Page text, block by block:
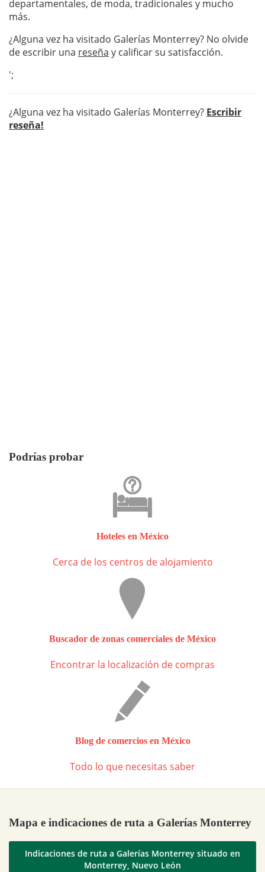
departamentales, de moda, tradicionales y mucho
más.
¿Alguna vez ha visitado Galerías Monterrey? No olvide
de escribir una reseña y calificar su satisfacción.
';
¿Alguna vez ha visitado Galerías Monterrey? Escribir
reseña!
Podrías probar
Hoteles en México
Cerca de los centros de alojamiento
Buscador de zonas comerciales de México
Encontrar la localización de compras
Blog de comercios en México
Todo lo que necesitas saber
Mapa e indicaciones de ruta a Galerías Monterrey
Indicaciones de ruta a Galerías Monterrey situado en
Monterrey, Nuevo León